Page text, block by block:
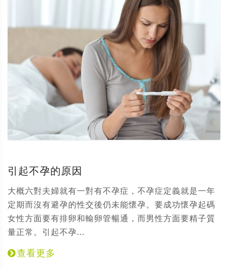
引起不孕的原因
大概六對夫婦就有一對有不孕症，不孕症定義就是一年
定期而沒有避孕的性交後仍未能懷孕。要成功懷孕起碼
女性方面要有排卵和輸卵管暢通，而男性方面要精子質
量正常。引起不孕...
查看更多